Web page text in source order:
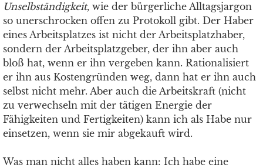
Unselbständigkeit, wie der bürgerliche Alltagsjargon
so unerschrocken offen zu Protokoll gibt. Der Haber
eines Arbeitsplatzes ist nicht der Arbeitsplatzhaber,
sondern der Arbeitsplatzgeber, der ihn aber auch
bloß hat, wenn er ihn vergeben kann. Rationalisiert
er ihn aus Kostengründen weg, dann hat er ihn auch
selbst nicht mehr. Aber auch die Arbeitskraft (nicht
zu verwechseln mit der tätigen Energie der
Fähigkeiten und Fertigkeiten) kann ich als Habe nur
einsetzen, wenn sie mir abgekauft wird.
Was man nicht alles haben kann: Ich habe eine